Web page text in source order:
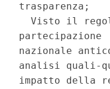
trasparenza;
Visto il
nazionale
analisi quali-
impatto della